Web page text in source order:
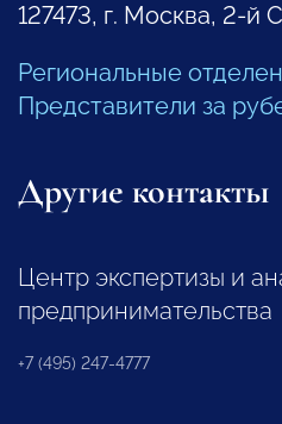
127473, г. Москва, 2-й
Региональные
Представители за
Другие контакты
Центр экспертизы и
предпринимательства
+7 (495) 247-4777